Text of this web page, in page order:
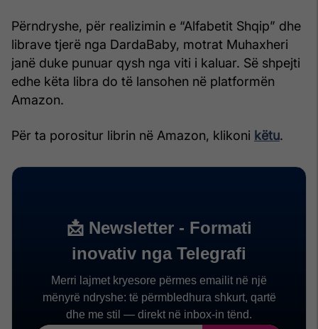
Përndryshe, për realizimin e “Alfabetit Shqip” dhe
librave tjerë nga DardaBaby, motrat Muhaxheri
janë duke punuar qysh nga viti i kaluar. Së shpejti
edhe këta libra do të lansohen në platformën
Amazon.
Për ta porositur librin në Amazon, klikoni këtu.